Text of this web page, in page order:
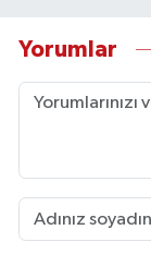
Yorumlar